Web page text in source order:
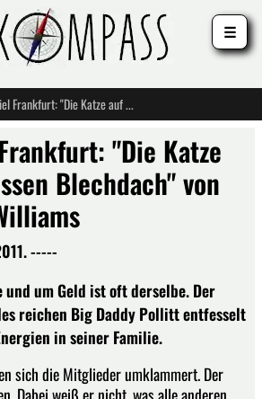
Schauspiel Frankfurt: "Die Katze auf dem heissen Blechdach" von Tennessee Williams
"Die Katze
Blechdach" von
-----
und um Geld ist oft derselbe. Der
reichen Big Daddy Pollitt entfesselt
in seiner Familie.
sich die Mitglieder umklammert. Der
☰